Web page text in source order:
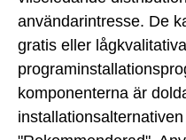
användarintresse. De
gratis eller lågkvalitativa
komponenterna är